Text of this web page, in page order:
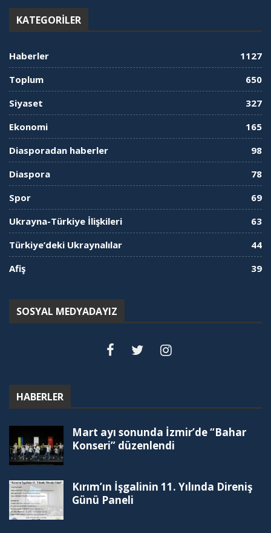
KATEGORILER
Haberler
1127
Toplum
650
Siyaset
327
Ekonomi
165
Diasporadan haberler
98
Diaspora
78
Spor
69
Ukrayna-Türkiye İlişkileri
63
Türkiye’deki Ukraynalılar
44
Afiş
39
SOSYAL MEDYADAYIZ
HABERLER
Mart ayı sonunda İzmir’de “Bahar
Konseri” düzenlendi
Kırım’ın İşgalinin 11. Yılında Direniş
Günü Paneli